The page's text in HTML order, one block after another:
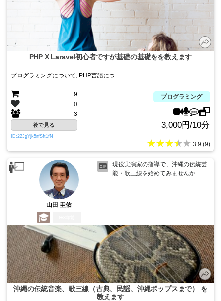
PHP X Laravel初心者ですが基礎の基礎をを教えます
プログラミングについて, PHP言語につ...
9
0
3
プログラミング
後で見る 3,000円/10分
ID:22JgYjk5nfSft1fN
★★★★★ 3.9 (9)
山田 圭佑
現役実演家の指導で、沖縄の伝統芸
能・歌三線を始めてみませんか
沖縄の伝統音楽、歌三線（古典、民謡、沖縄ポップスまで） を
教えます